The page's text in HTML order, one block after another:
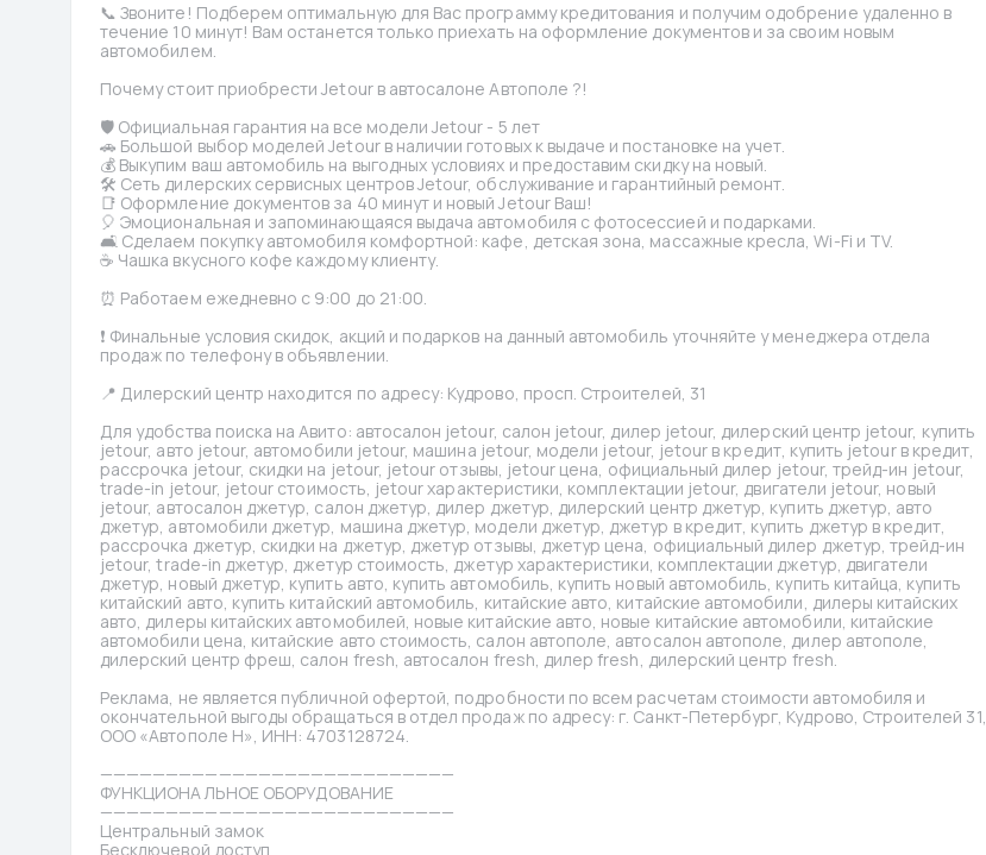
📞 Звоните! Подберем оптимальную для Вас программу кредитования и получим одобрение удаленно в
течение 10 минут! Вам останется только приехать на оформление документов и за своим новым
автомобилем.
Почему стоит приобрести Jetour в автосалоне Автополе ?!
🛡 Официальная гарантия на все модели Jetour - 5 лет
🚗 Большой выбор моделей Jetour в наличии готовых к выдаче и постановке на учет.
💰 Выкупим ваш автомобиль на выгодных условиях и предоставим скидку на новый.
🛠 Сеть дилерских сервисных центров Jetour, обслуживание и гарантийный ремонт.
📑 Оформление документов за 40 минут и новый Jetour Ваш!
🎈 Эмоциональная и запоминающаяся выдача автомобиля с фотосессией и подарками.
🛋 Сделаем покупку автомобиля комфортной: кафе, детская зона, массажные кресла, Wi-Fi и TV.
☕️ Чашка вкусного кофе каждому клиенту.
⏰ Работаем ежедневно с 9:00 до 21:00.
❗️ Финальные условия скидок, акций и подарков на данный автомобиль уточняйте у менеджера отдела
продаж по телефону в объявлении.
📍 Дилерский центр находится по адресу: Кудрово, просп. Строителей, 31
Для удобства поиска на Авито: автосалон jetour, салон jetour, дилер jetour, дилерский центр jetour, купить
jetour, авто jetour, автомобили jetour, машина jetour, модели jetour, jetour в кредит, купить jetour в кредит,
рассрочка jetour, скидки на jetour, jetour отзывы, jetour цена, официальный дилер jetour, трейд-ин jetour,
trade-in jetour, jetour стоимость, jetour характеристики, комплектации jetour, двигатели jetour, новый
jetour, автосалон джетур, салон джетур, дилер джетур, дилерский центр джетур, купить джетур, авто
джетур, автомобили джетур, машина джетур, модели джетур, джетур в кредит, купить джетур в кредит,
рассрочка джетур, скидки на джетур, джетур отзывы, джетур цена, официальный дилер джетур, трейд-ин
jetour, trade-in джетур, джетур стоимость, джетур характеристики, комплектации джетур, двигатели
джетур, новый джетур, купить авто, купить автомобиль, купить новый автомобиль, купить китайца, купить
китайский авто, купить китайский автомобиль, китайские авто, китайские автомобили, дилеры китайских
авто, дилеры китайских автомобилей, новые китайские авто, новые китайские автомобили, китайские
автомобили цена, китайские авто стоимость, салон автополе, автосалон автополе, дилер автополе,
дилерский центр фреш, салон fresh, автосалон fresh, дилер fresh, дилерский центр fresh.
Реклама, не является публичной офертой, подробности по всем расчетам стоимости автомобиля и
окончательной выгоды обращаться в отдел продаж по адресу: г. Санкт-Петербург, Кудрово, Строителей 31,
ООО «Автополе Н», ИНН: 4703128724.
———————————————————————————
ФУНКЦИОНАЛЬНОЕ ОБОРУДОВАНИЕ
———————————————————————————
Центральный замок
Бесключевой доступ